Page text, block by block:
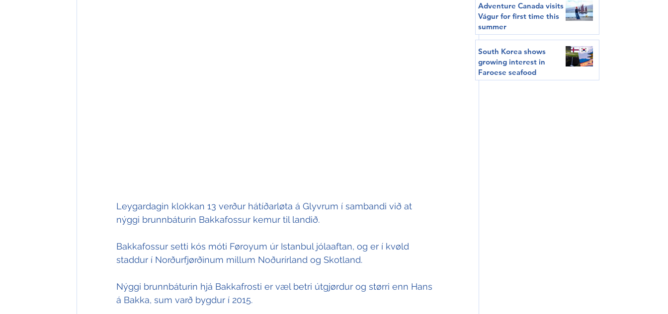
Leygardagin klokkan 13 verður hátíðarløta á Glyvrum í sambandi við at
nýggi brunnbáturin Bakkafossur kemur til landið.
Bakkafossur setti kós móti Føroyum úr Istanbul jólaaftan, og er í kvøld
staddur í Norðurfjørðinum millum Noðurírland og Skotland.
Nýggi brunnbáturin hjá Bakkafrosti er væl betri útgjørdur og størri enn Hans
á Bakka, sum varð bygdur í 2015.
Adventure Canada visits
Vágur for first time this
summer
South Korea shows
growing interest in
Faroese seafood